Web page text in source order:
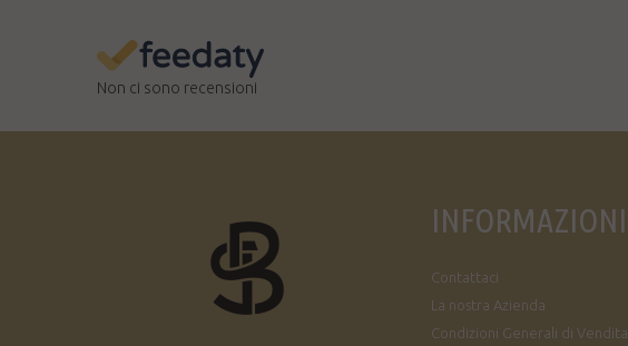
Non ci sono recensioni
INFORMAZIONI
Contattaci
La nostra Azienda
Condizioni Generali di Vendita